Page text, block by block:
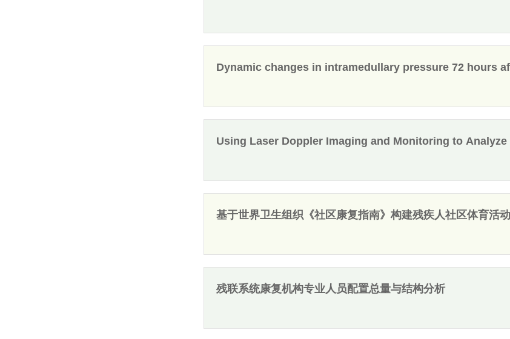
Dynamic changes in intramedullary pressure 72 hours
Using Laser Doppler Imaging and Monitoring to
基于世界卫生组织《社区康复指南》构建残疾人社区体育活
残联系统康复机构专业人员配置总量与结构分析